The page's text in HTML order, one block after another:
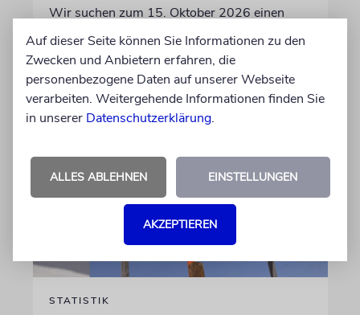
Wir suchen zum 15. Oktober 2026 einen
Volontär (m/w/d) in Vollzeit
06.07.2026
STATISTIK
Auf dieser Seite können Sie Informationen zu den
Zwecken und Anbietern erfahren, die
personenbezogene Daten auf unserer Webseite
verarbeiten. Weitergehende Informationen finden Sie
in unserer Datenschutzerklärung.
ALLES ABLEHNEN EINSTELLUNGEN
AKZEPTIEREN